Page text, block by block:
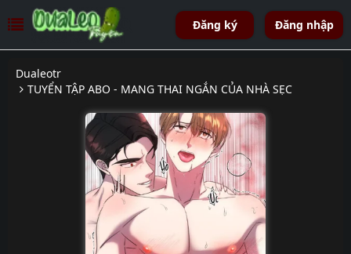
Đăng ký Đăng nhập
Dualeotr
TUYỂN TẬP ABO - MANG THAI NGẮN CỦA NHÀ SẸC